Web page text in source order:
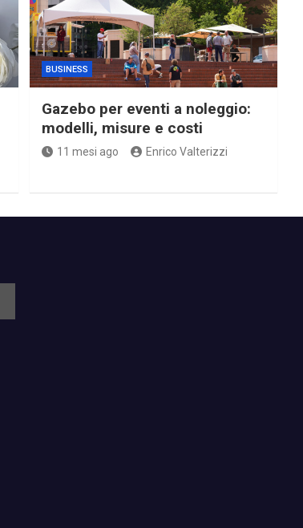
BUSINESS
Gazebo per eventi a noleggio:
modelli, misure e costi
11 mesi ago Enrico Valterizzi